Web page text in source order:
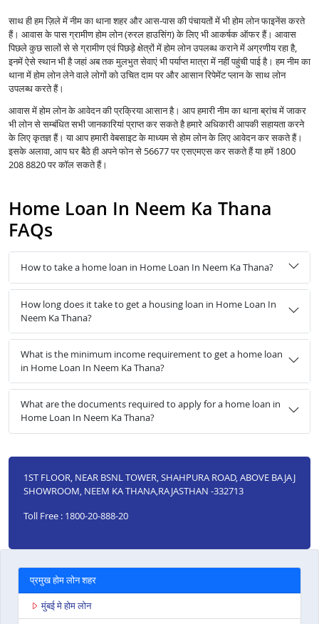
साथ ही हम ज़िले में नीम का थाना शहर और आस-पास की पंचायतों में भी होम लोन फाइनेंस करते
हैं। आवास के पास ग्रामीण होम लोन (रुरल हाउसिंग) के लिए भी आकर्षक ऑफर हैं। आवास
पिछले कुछ सालों से से ग्रामीण एवं पिछड़े क्षेत्रों में होम लोन उपलब्ध कराने में अग्रणीय रहा है,
इनमें ऐसे स्थान भी है जहां अब तक मुलभुत सेवाएं भी पर्याप्त मात्रा में नहीं पहुंची पाई है। हम नीम का
थाना में होम लोन लेने वाले लोगों को उचित दाम पर और आसान रिपेमेंट प्लान के साथ लोन
उपलब्ध करते हैं।
आवास में होम लोन के आवेदन की प्रक्रिया आसान है। आप हमारी नीम का थाना ब्रांच में जाकर
भी लोन से सम्बंधित सभी जानकारियां प्राप्त कर सकते है हमारे अधिकारी आपकी सहायता करने
के लिए कृतज्ञ हैं। या आप हमारी वेबसाइट के माध्यम से होम लोन के लिए आवेदन कर सकते हैं।
इसके अलावा, आप घर बैठे ही अपने फोन से 56677 पर एसएमएस कर सकते हैं या हमें 1800
208 8820 पर कॉल सकते हैं।
Home Loan In Neem Ka Thana
FAQs
How to take a home loan in Home Loan In Neem Ka Thana?
How long does it take to get a housing loan in Home Loan In
Neem Ka Thana?
What is the minimum income requirement to get a home loan
in Home Loan In Neem Ka Thana?
What are the documents required to apply for a home loan in
Home Loan In Neem Ka Thana?
1ST FLOOR, NEAR BSNL TOWER, SHAHPURA ROAD, ABOVE BAJAJ
SHOWROOM, NEEM KA THANA,RAJASTHAN -332713
Toll Free : 1800-20-888-20
प्रमुख होम लोन शहर
मुंबई मे होम लोन